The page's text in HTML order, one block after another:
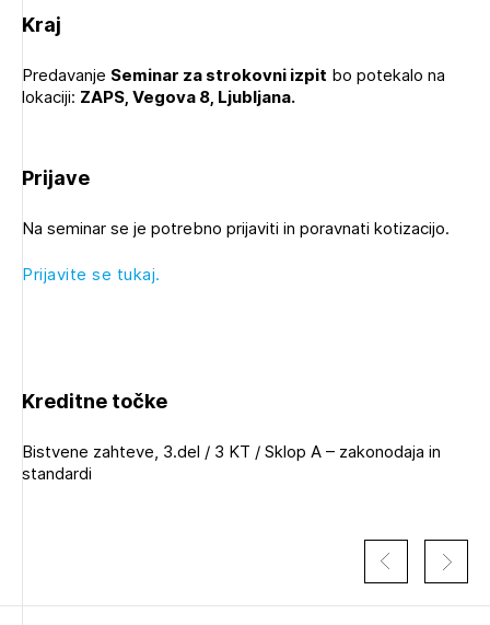
dostopate, se je potrebno prijaviti.
PRIJAVITE SE
Kraj
Predavanje Seminar za strokovni izpit bo potekalo na
lokaciji: ZAPS, Vegova 8, Ljubljana.
Prijave
Na seminar se je potrebno prijaviti in poravnati kotizacijo.
Prijavite se tukaj.
Kreditne točke
Bistvene zahteve, 3.del / 3 KT / Sklop A – zakonodaja in
standardi